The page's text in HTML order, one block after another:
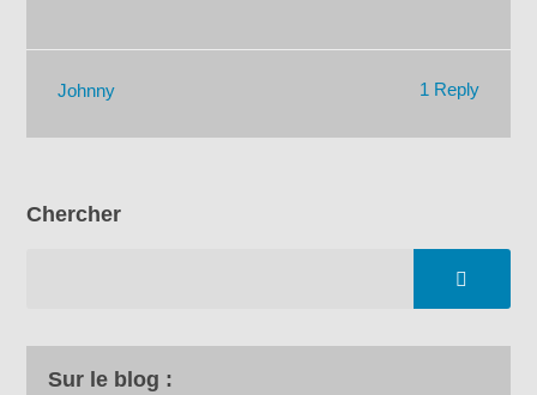
1 Reply
Johnny
Chercher
Sur le blog :